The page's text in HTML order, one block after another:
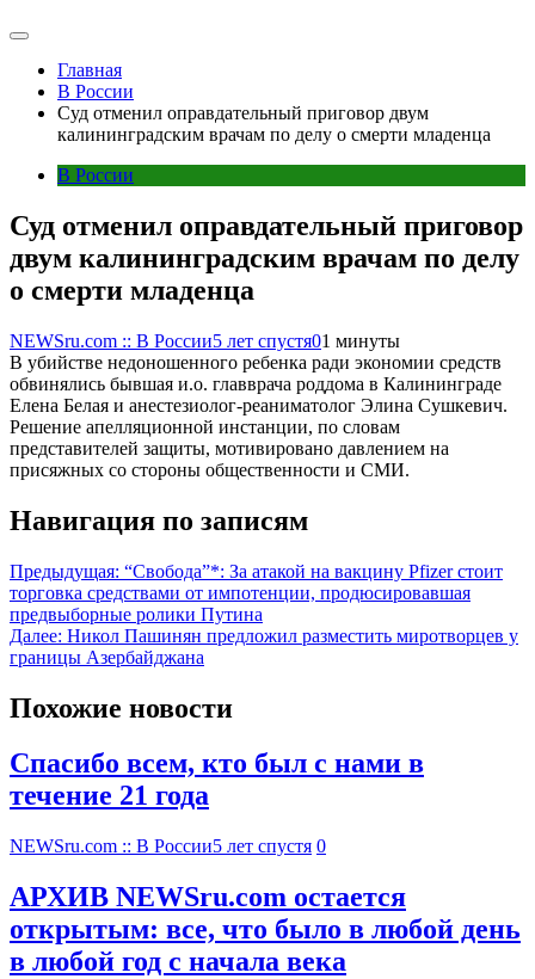
Главная
В России
Суд отменил оправдательный приговор двум
калининградским врачам по делу о смерти младенца
В России
Суд отменил оправдательный приговор
двум калининградским врачам по делу
о смерти младенца
NEWSru.com :: В России5 лет спустя01 минуты
В убийстве недоношенного ребенка ради экономии средств
обвинялись бывшая и.о. главврача роддома в Калининграде
Елена Белая и анестезиолог-реаниматолог Элина Сушкевич.
Решение апелляционной инстанции, по словам
представителей защиты, мотивировано давлением на
присяжных со стороны общественности и СМИ.
Навигация по записям
Предыдущая: “Свобода”*: За атакой на вакцину Pfizer стоит
торговка средствами от импотенции, продюсировавшая
предвыборные ролики Путина
Далее: Никол Пашинян предложил разместить миротворцев у
границы Азербайджана
Похожие новости
Спасибо всем, кто был с нами в
течение 21 года
NEWSru.com :: В России5 лет спустя 0
АРХИВ NEWSru.com остается
открытым: все, что было в любой день
в любой год с начала века